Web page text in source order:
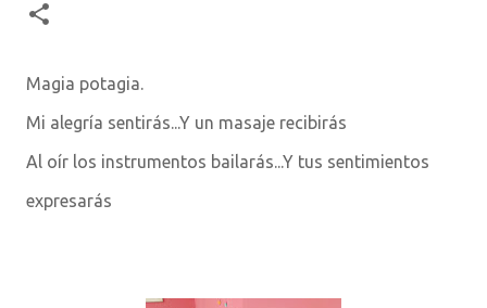
Magia potagia.
Mi alegría sentirás...Y un masaje recibirás
Al oír los instrumentos bailarás...Y tus sentimientos
expresarás